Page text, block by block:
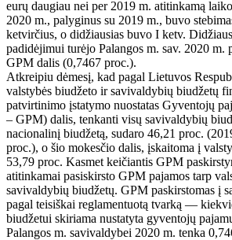
eurų daugiau nei per 2019 m. atitinkamą
2020 m., palyginus su 2019 m., buvo
ketvirčius, o didžiausias buvo I ketv.
padidėjimui turėjo Palangos m. sav. 2020 m.
GPM dalis (0,7467 proc.).
Atkreipiu dėmesį, kad pagal Lietuvos
valstybės biudžeto ir savivaldybių biudžetų
patvirtinimo įstatymo nuostatas Gyventojų
– GPM) dalis, tenkanti visų savivaldybių
nacionalinį biudžetą, sudaro 46,21 proc.
proc.), o šio mokesčio dalis, įskaitoma į
53,79 proc. Kasmet keičiantis GPM
atitinkamai pasiskirsto GPM pajamos tarp
savivaldybių biudžetų. GPM paskirstomas į
pagal teisiškai reglamentuotą tvarką —
biudžetui skiriama nustatyta gyventojų
Palangos m. savivaldybei 2020 m. tenka